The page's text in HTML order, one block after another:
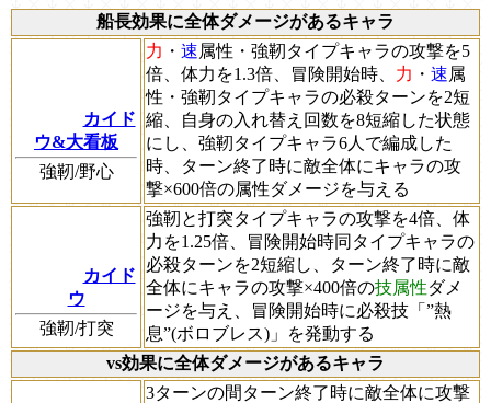
船長効果に全体ダメージがあるキャラ
カイド
ウ&大看板
強靭/野心
力 ・ 速属性・強靭タイプキャラの攻撃を5
倍、体力を1.3倍、冒険開始時、 力 ・ 速属
性・強靭タイプキャラの必殺ターンを2短
縮、自身の入れ替え回数を8短縮した状態
にし、強靭タイプキャラ6人で編成した
時、ターン終了時に敵全体にキャラの攻
撃×600倍の属性ダメージを与える
カイド
ウ
強靭/打突
強靭と打突タイプキャラの攻撃を4倍、体
力を1.25倍、冒険開始時同タイプキャラの
必殺ターンを2短縮し、ターン終了時に敵
全体にキャラの攻撃×400倍の技属性ダメ
ージを与え、冒険開始時に必殺技「”熱
息”(ボロブレス)」を発動する
vs効果に全体ダメージがあるキャラ
3ターンの間ターン終了時に敵全体に攻撃